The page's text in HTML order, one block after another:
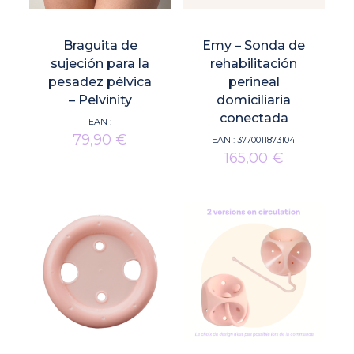
Braguita de
sujeción para la
pesadez pélvica
– Pelvinity
EAN :
79,90 €
Emy – Sonda de
rehabilitación
perineal
domiciliaria
conectada
EAN :3770011873104
165,00 €